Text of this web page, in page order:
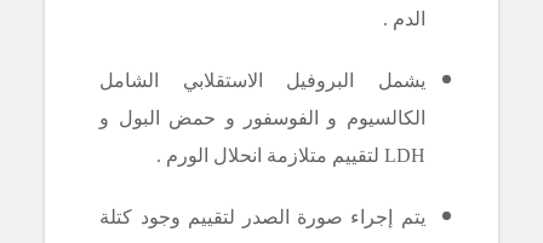
الدم .
يشمل البروفيل الاستقلابي الشامل
الكالسيوم و الفوسفور و حمض البول و
LDH لتقييم متلازمة انحلال الورم .
يتم إجراء صورة الصدر لتقييم وجود كتلة